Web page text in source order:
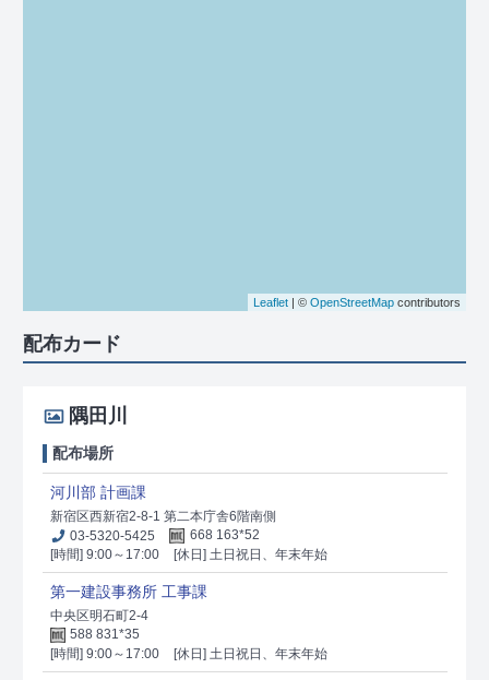
Leaflet | © OpenStreetMap contributors
配布カード
隅田川
配布場所
河川部 計画課
新宿区西新宿2-8-1 第二本庁舎6階南側
03-5320-5425
668 163*52
[時間] 9:00～17:00
[休日] 土日祝日、年末年始
第一建設事務所 工事課
中央区明石町2-4
588 831*35
[時間] 9:00～17:00
[休日] 土日祝日、年末年始